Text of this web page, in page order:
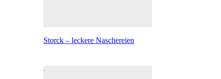
Storck – leckere Naschereien